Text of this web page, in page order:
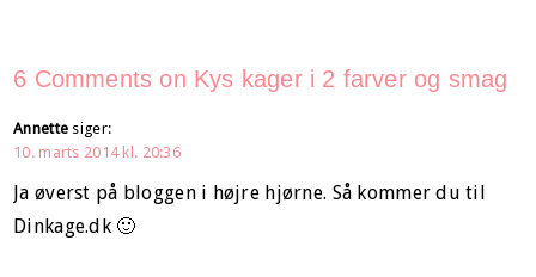
6 Comments on Kys kager i 2 farver og smag
Annette siger:
10. marts 2014 kl. 20:36
Ja øverst på bloggen i højre hjørne. Så kommer du til
Dinkage.dk 🙂